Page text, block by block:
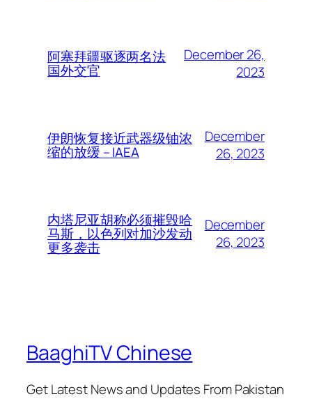
阿塞拜疆驱逐两名法
国外交官
December 26,
2023
伊朗恢复接近武器级铀浓
缩的放缓 – IAEA
December
26, 2023
内塔尼亚胡称必须摧毁哈
马斯，以色列对加沙发动
更多袭击
December
26, 2023
BaaghiTV Chinese
Get Latest News and Updates From Pakistan